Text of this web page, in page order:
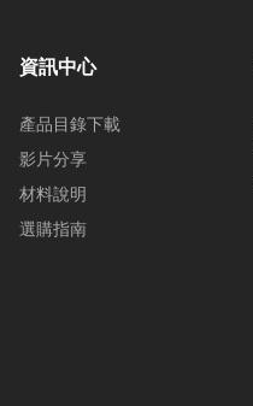
資訊中心
產品目錄下載
影片分享
材料說明
選購指南